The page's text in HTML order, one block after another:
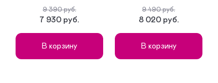
Ботинки 30 размера Туфли 36 размера
На первые шаги
9 390 руб.
7 930 руб.
В корзину
9 490 руб.
8 020 руб.
В корзину